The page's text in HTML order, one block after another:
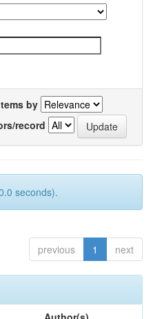
by
record
seconds).
previous 1 next